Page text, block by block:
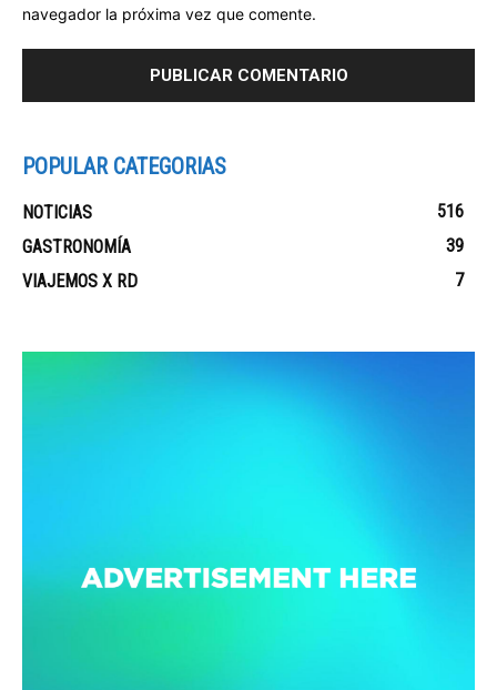
navegador la próxima vez que comente.
POPULAR CATEGORIAS
NOTICIAS
516
GASTRONOMÍA
39
VIAJEMOS X RD
7